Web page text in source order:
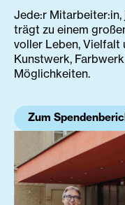
Jede:r Mitarbeiter:in,
trägt zu einem
voller Leben, Vielfalt
Kunstwerk,
Möglichkeiten.
Zum